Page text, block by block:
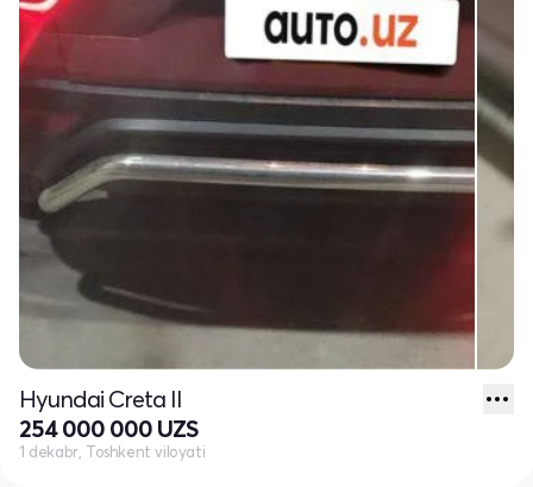
Hyundai Creta II
254 000 000 UZS
1 dekabr, Toshkent viloyati